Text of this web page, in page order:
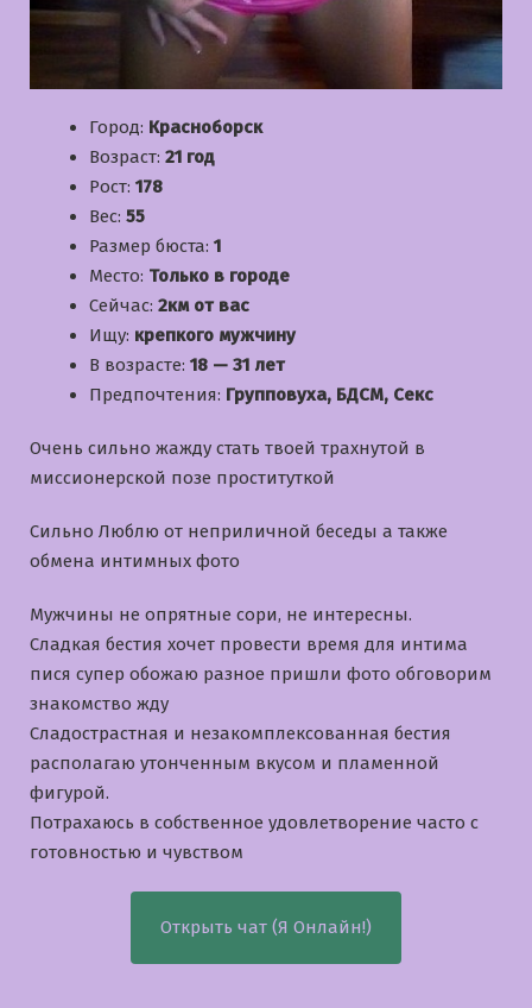
Город: Красноборск
Возраст: 21 год
Рост: 178
Вес: 55
Размер бюста: 1
Место: Только в городе
Сейчас: 2км от вас
Ищу: крепкого мужчину
В возрасте: 18 — 31 лет
Предпочтения: Групповуха, БДСМ, Секс
Очень сильно жажду стать твоей трахнутой в
миссионерской позе проституткой
Сильно Люблю от неприличной беседы а также
обмена интимных фото
Мужчины не опрятные сори, не интересны.
Сладкая бестия хочет провести время для интима
пися супер обожаю разное пришли фото обговорим
знакомство жду
Cладострастная и незакомплексованная бестия
располагаю утонченным вкусом и пламенной
фигурой.
Потрахаюсь в собственное удовлетворение часто с
готовностью и чувством
Открыть чат (Я Онлайн!)